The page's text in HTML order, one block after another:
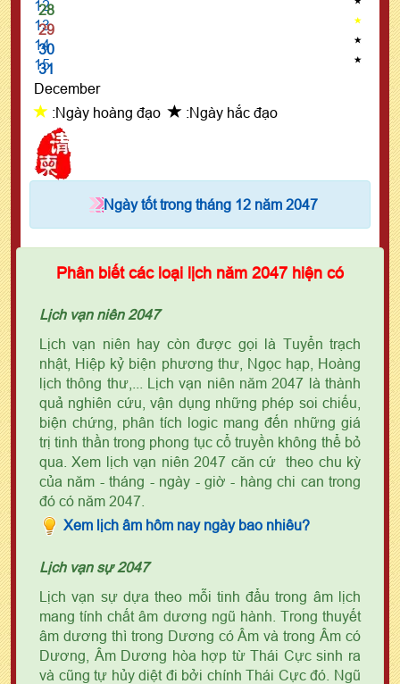
28
12
29
13
30
14
31
15
December
:Ngày hoàng đạo
:Ngày hắc đạo
Ngày tốt trong tháng 12 năm 2047
Phân biết các loại lịch năm 2047 hiện có
Lịch vạn niên 2047
Lịch vạn niên hay còn được gọi là Tuyển trạch
nhật, Hiệp kỷ biện phương thư, Ngọc hạp, Hoàng
lịch thông thư,... Lịch vạn niên năm 2047 là thành
quả nghiên cứu, vận dụng những phép soi chiếu,
biện chứng, phân tích logic mang đến những giá
trị tinh thần trong phong tục cổ truyền không thể bỏ
qua. Xem lịch vạn niên 2047 căn cứ theo chu kỳ
của năm - tháng - ngày - giờ - hàng chi can trong
đó có năm 2047.
Xem lịch âm hôm nay ngày bao nhiêu?
Lịch vạn sự 2047
Lịch vạn sự dựa theo mỗi tinh đẩu trong âm lịch
mang tính chất âm dương ngũ hành. Trong thuyết
âm dương thì trong Dương có Âm và trong Âm có
Dương, Âm Dương hòa hợp từ Thái Cực sinh ra
và cũng tự hủy diệt đi bởi chính Thái Cực đó. Ngũ